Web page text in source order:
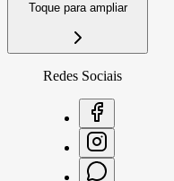
Toque para ampliar
Redes Sociais